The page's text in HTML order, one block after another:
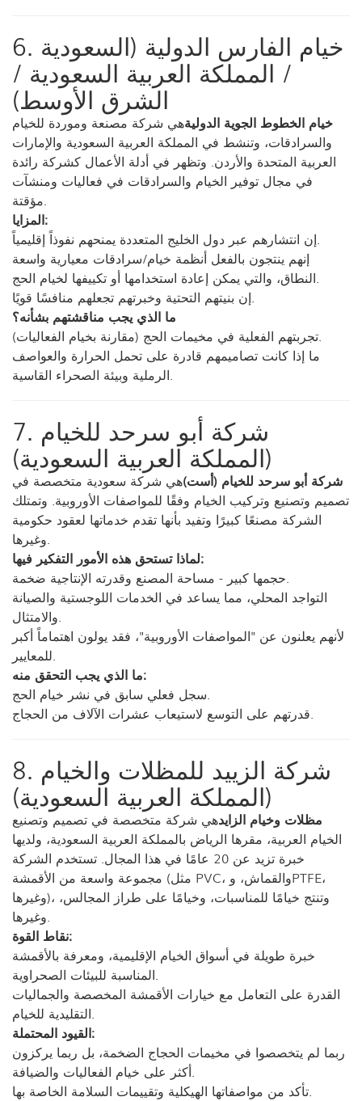
6. خيام الفارس الدولية (السعودية
/ المملكة العربية السعودية /
الشرق الأوسط)
خيام الخطوط الجوية الدوليةهي شركة مصنعة وموردة للخيام
والسرادقات، وتنشط في المملكة العربية السعودية والإمارات
العربية المتحدة والأردن. وتظهر في أدلة الأعمال كشركة رائدة
في مجال توفير الخيام والسرادقات في فعاليات ومنشآت
مؤقتة.
المزايا:
إن انتشارهم عبر دول الخليج المتعددة يمنحهم نفوذاً إقليمياً.
إنهم ينتجون بالفعل أنظمة خيام/سرادقات معيارية واسعة
النطاق، والتي يمكن إعادة استخدامها أو تكييفها لخيام الحج.
إن بنيتهم ​​التحتية وخبرتهم تجعلهم منافسًا قويًا.
ما الذي يجب مناقشتهم بشأنه؟
تجربتهم الفعلية في مخيمات الحج (مقارنة بخيام الفعاليات).
ما إذا كانت تصاميمهم قادرة على تحمل الحرارة والعواصف
الرملية وبيئة الصحراء القاسية.
7. شركة أبو سرحد للخيام
(المملكة العربية السعودية)
شركة أبو سرحد للخيام (أست)هي شركة سعودية متخصصة في
تصميم وتصنيع وتركيب الخيام وفقًا للمواصفات الأوروبية. وتمتلك
الشركة مصنعًا كبيرًا وتفيد بأنها تقدم خدماتها لعقود حكومية
وغيرها.
لماذا تستحق هذه الأمور التفكير فيها:
حجمها كبير - مساحة المصنع وقدرته الإنتاجية ضخمة.
التواجد المحلي، مما يساعد في الخدمات اللوجستية والصيانة
والامتثال.
لأنهم يعلنون عن "المواصفات الأوروبية"، فقد يولون اهتماماً أكبر
للمعايير.
ما الذي يجب التحقق منه:
سجل فعلي سابق في نشر خيام الحج.
قدرتهم على التوسع لاستيعاب عشرات الآلاف من الحجاج.
8. شركة الزييد للمظلات والخيام
(المملكة العربية السعودية)
مظلات وخيام الزايدهي شركة متخصصة في تصميم وتصنيع
الخيام العربية، مقرها الرياض بالمملكة العربية السعودية، ولديها
خبرة تزيد عن 20 عامًا في هذا المجال. تستخدم الشركة
مجموعة واسعة من الأقمشة (مثل PVC، والقماش، وPTFE،
وغيرها)، وتنتج خيامًا للمناسبات، وخيامًا على طراز المجالس،
وغيرها.
نقاط القوة:
خبرة طويلة في أسواق الخيام الإقليمية، ومعرفة بالأقمشة
المناسبة للبيئات الصحراوية.
القدرة على التعامل مع خيارات الأقمشة المخصصة والجماليات
التقليدية للخيام.
القيود المحتملة:
ربما لم يتخصصوا في مخيمات الحجاج الضخمة، بل ربما يركزون
أكثر على خيام الفعاليات والضيافة.
تأكد من مواصفاتها الهيكلية وتقييمات السلامة الخاصة بها.